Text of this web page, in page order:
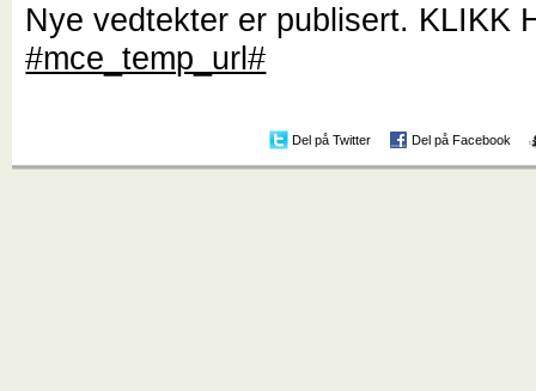
Nye vedtekter er publisert. KLIKK
#mce_temp_url#
Del på Twitter Del på Facebook